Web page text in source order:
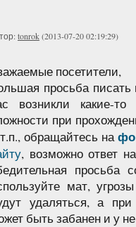
tonrok(2013-07-20 02:19:29)
посетители,
просьба
возникли какие-
при
обращайтесь на
, возможно ответ
просьба
мат,
удаляться, а
быть забанен и у